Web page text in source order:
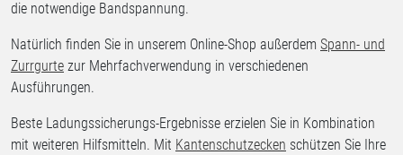
die notwendige Bandspannung.
Natürlich finden Sie in unserem Online-Shop außerdem Spann- und
Zurrgurte zur Mehrfachverwendung in verschiedenen
Ausführungen.
Beste Ladungssicherungs-Ergebnisse erzielen Sie in Kombination
mit weiteren Hilfsmitteln. Mit Kantenschutzecken schützen Sie Ihre